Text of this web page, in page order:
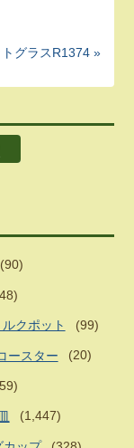
グラスR1374 »
(90)
クポット (99)
ースター (20)
(1,447)